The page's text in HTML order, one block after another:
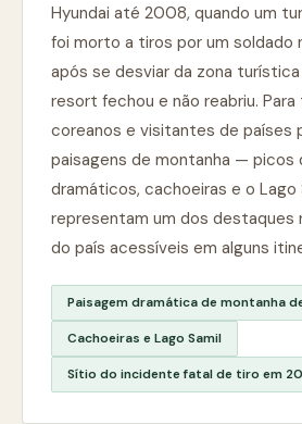
Hyundai até 2008, quando um
foi morto a tiros por um soldado
após se desviar da zona turística
resort fechou e não reabriu. Para
coreanos e visitantes de países
paisagens de montanha — picos
dramáticos, cachoeiras e o Lago
representam um dos destaques
do país acessíveis em alguns
Paisagem dramática de montanha
Cachoeiras e Lago Samil
Sítio do incidente fatal de tiro em